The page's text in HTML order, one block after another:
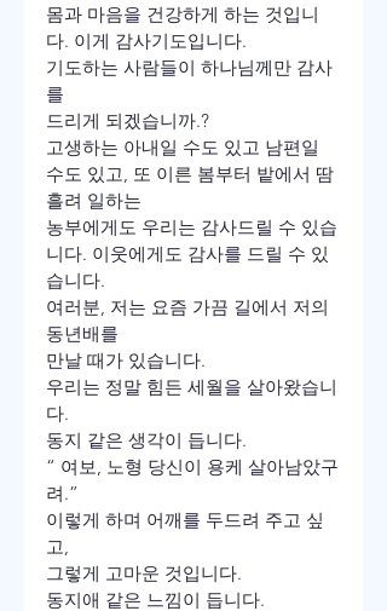
몸과 마음을 건강하게 하는 것입니
다. 이게 감사기도입니다.
기도하는 사람들이 하나님께만 감사
를
드리게 되겠습니까.?
고생하는 아내일 수도 있고 남편일
수도 있고, 또 이른 봄부터 밭에서 땀
흘려 일하는
농부에게도 우리는 감사드릴 수 있습
니다. 이웃에게도 감사를 드릴 수 있
습니다.
여러분, 저는 요즘 가끔 길에서 저의
동년배를
만날 때가 있습니다.
우리는 정말 힘든 세월을 살아왔습니
다.
동지 같은 생각이 듭니다.
“ 여보, 노형 당신이 용케 살아남았구
려.”
이렇게 하며 어깨를 두드려 주고 싶
고,
그렇게 고마운 것입니다.
동지애 같은 느낌이 듭니다.